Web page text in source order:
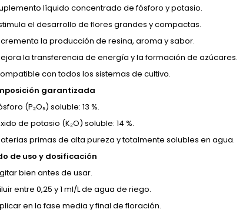
líquido concentrado de fósforo y potasio.
el desarrollo de flores grandes y compactas.
la producción de resina, aroma y sabor.
la transferencia de energía y la formación de azúcares.
con todos los sistemas de cultivo.
garantizada
(P₂O₅) soluble: 13 %.
de potasio (K₂O) soluble: 14 %.
primas de alta pureza y totalmente solubles en agua.
de uso y dosificación
bien antes de usar.
entre 0,25 y 1 ml/L de agua de riego.
en la fase media y final de floración.